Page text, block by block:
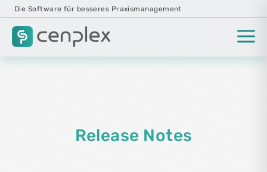
Die Software für besseres Praxismanagement
Release Notes